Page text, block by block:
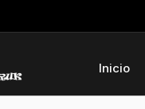
Inicio